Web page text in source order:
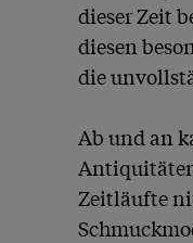
dieser Zeit
diesen
die
Ab und an
Zeitläufte